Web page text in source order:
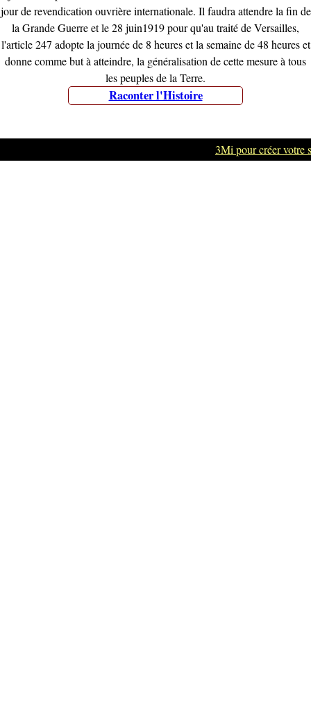
jour de revendication ouvrière internationale. Il faudra attendre la fin de
la Grande Guerre et le 28 juin1919 pour qu'au traité de Versailles,
l'article 247 adopte la journée de 8 heures et la semaine de 48 heures et
donne comme but à atteindre, la généralisation de cette mesure à tous
les peuples de la Terre.
Raconter l'Histoire
3Mi pour créer votre